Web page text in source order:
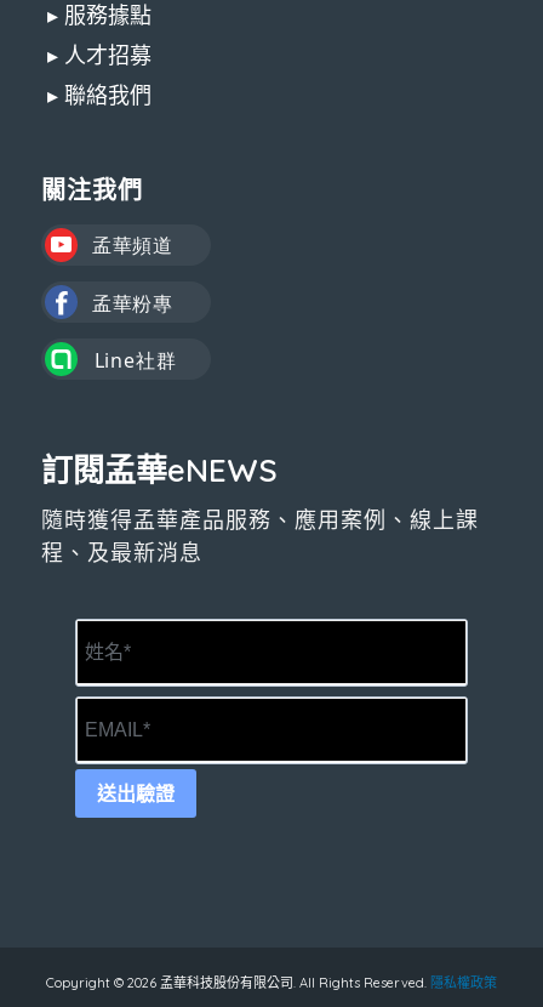
▸ 服務據點
▸ 人才招募
▸ 聯絡我們
關注我們
訂閱孟華eNEWS
隨時獲得孟華產品服務、應用案例、線上課
程、及最新消息
送出驗證
Copyright © 2026 孟華科技股份有限公司. All Rights Reserved. 隱私權政策